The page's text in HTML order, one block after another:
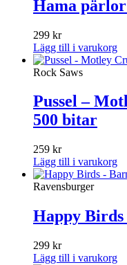
Hama
299 kr
Lägg till i varukorg
Rock Saws
Pussel –
500 bitar
259 kr
Lägg till i varukorg
Ravensburger
Happy Birds
299 kr
Lägg till i varukorg